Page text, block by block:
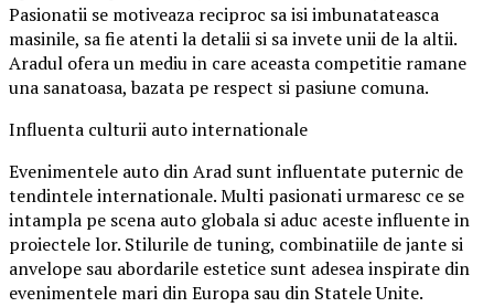
Pasionatii se motiveaza reciproc sa isi imbunatateasca
masinile, sa fie atenti la detalii si sa invete unii de la altii.
Aradul ofera un mediu in care aceasta competitie ramane
una sanatoasa, bazata pe respect si pasiune comuna.
Influenta culturii auto internationale
Evenimentele auto din Arad sunt influentate puternic de
tendintele internationale. Multi pasionati urmaresc ce se
intampla pe scena auto globala si aduc aceste influente in
proiectele lor. Stilurile de tuning, combinatiile de jante si
anvelope sau abordarile estetice sunt adesea inspirate din
evenimentele mari din Europa sau din Statele Unite.